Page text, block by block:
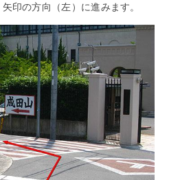
印の方向（左）に進みます。